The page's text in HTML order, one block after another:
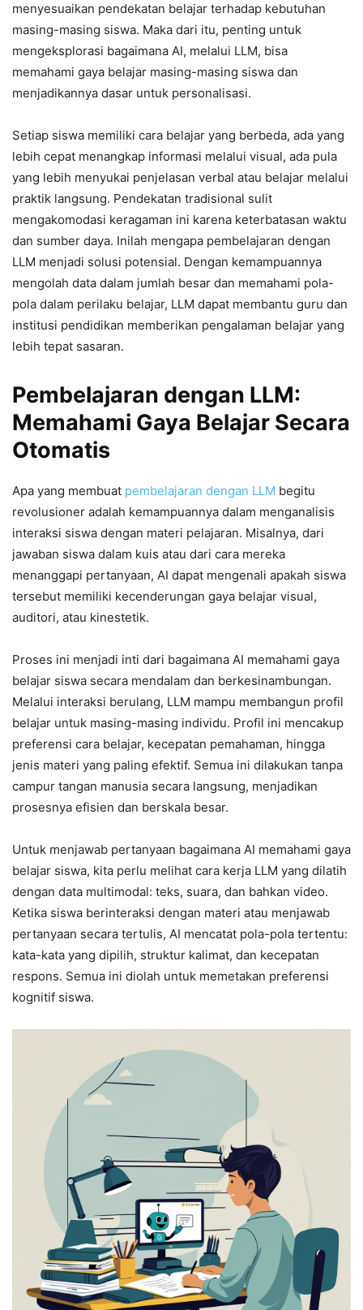
menyesuaikan pendekatan belajar terhadap kebutuhan
masing-masing siswa. Maka dari itu, penting untuk
mengeksplorasi bagaimana AI, melalui LLM, bisa
memahami gaya belajar masing-masing siswa dan
menjadikannya dasar untuk personalisasi.
Setiap siswa memiliki cara belajar yang berbeda, ada yang
lebih cepat menangkap informasi melalui visual, ada pula
yang lebih menyukai penjelasan verbal atau belajar melalui
praktik langsung. Pendekatan tradisional sulit
mengakomodasi keragaman ini karena keterbatasan waktu
dan sumber daya. Inilah mengapa pembelajaran dengan
LLM menjadi solusi potensial. Dengan kemampuannya
mengolah data dalam jumlah besar dan memahami pola-
pola dalam perilaku belajar, LLM dapat membantu guru dan
institusi pendidikan memberikan pengalaman belajar yang
lebih tepat sasaran.
Pembelajaran dengan LLM:
Memahami Gaya Belajar Secara
Otomatis
Apa yang membuat pembelajaran dengan LLM begitu
revolusioner adalah kemampuannya dalam menganalisis
interaksi siswa dengan materi pelajaran. Misalnya, dari
jawaban siswa dalam kuis atau dari cara mereka
menanggapi pertanyaan, AI dapat mengenali apakah siswa
tersebut memiliki kecenderungan gaya belajar visual,
auditori, atau kinestetik.
Proses ini menjadi inti dari bagaimana AI memahami gaya
belajar siswa secara mendalam dan berkesinambungan.
Melalui interaksi berulang, LLM mampu membangun profil
belajar untuk masing-masing individu. Profil ini mencakup
preferensi cara belajar, kecepatan pemahaman, hingga
jenis materi yang paling efektif. Semua ini dilakukan tanpa
campur tangan manusia secara langsung, menjadikan
prosesnya efisien dan berskala besar.
Untuk menjawab pertanyaan bagaimana AI memahami gaya
belajar siswa, kita perlu melihat cara kerja LLM yang dilatih
dengan data multimodal: teks, suara, dan bahkan video.
Ketika siswa berinteraksi dengan materi atau menjawab
pertanyaan secara tertulis, AI mencatat pola-pola tertentu:
kata-kata yang dipilih, struktur kalimat, dan kecepatan
respons. Semua ini diolah untuk memetakan preferensi
kognitif siswa.